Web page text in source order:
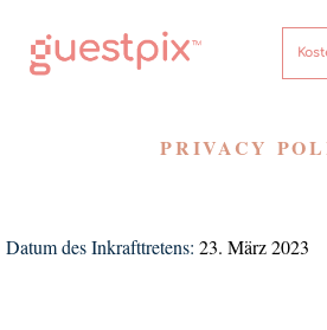
PRIVACY
Datum des Inkrafttretens: 23. März 2023